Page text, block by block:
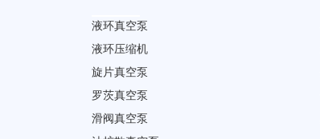
液环真空泵
液环压缩机
旋片真空泵
罗茨真空泵
滑阀真空泵